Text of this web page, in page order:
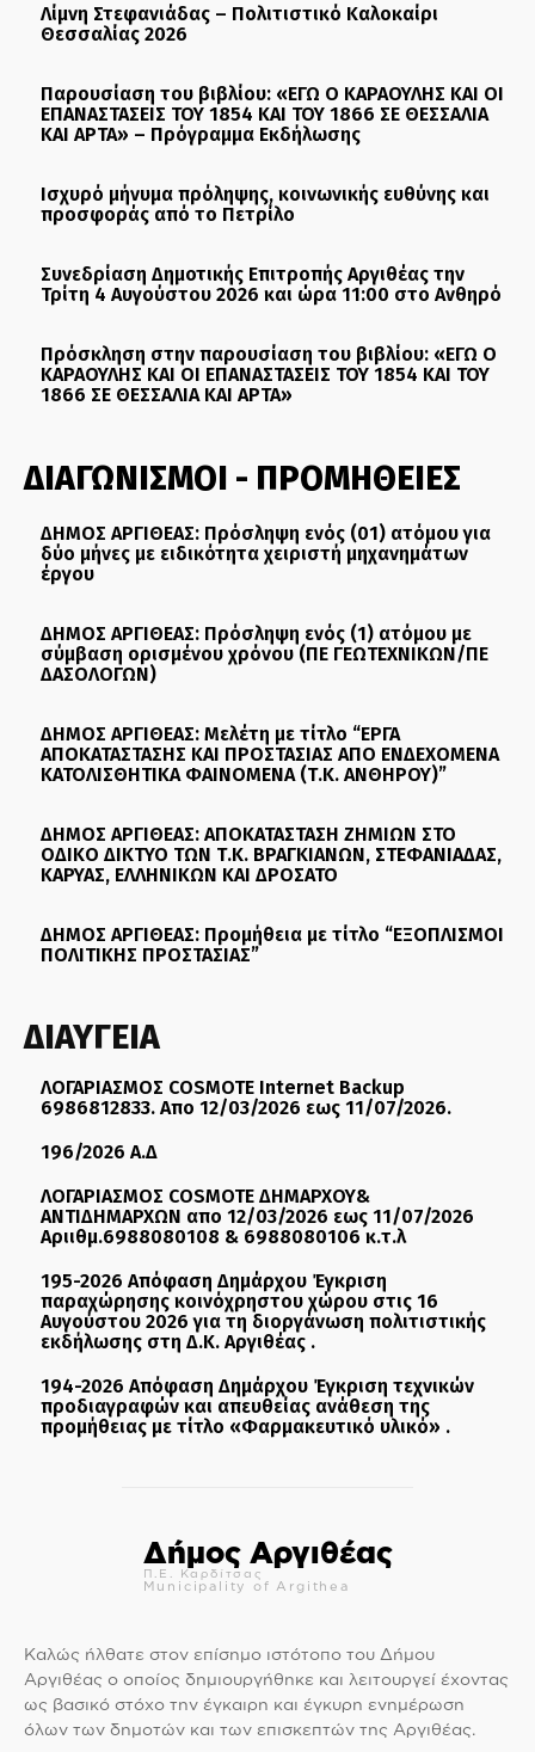
Λίμνη Στεφανιάδας – Πολιτιστικό Καλοκαίρι
Θεσσαλίας 2026
Παρουσίαση του βιβλίου: «ΕΓΩ Ο ΚΑΡΑΟΥΛΗΣ ΚΑΙ ΟΙ
ΕΠΑΝΑΣΤΑΣΕΙΣ ΤΟΥ 1854 ΚΑΙ ΤΟΥ 1866 ΣΕ ΘΕΣΣΑΛΙΑ
ΚΑΙ ΑΡΤΑ» – Πρόγραμμα Εκδήλωσης
Ισχυρό μήνυμα πρόληψης, κοινωνικής ευθύνης και
προσφοράς από το Πετρίλο
Συνεδρίαση Δημοτικής Επιτροπής Αργιθέας την
Τρίτη 4 Αυγούστου 2026 και ώρα 11:00 στο Ανθηρό
Πρόσκληση στην παρουσίαση του βιβλίου: «ΕΓΩ Ο
ΚΑΡΑΟΥΛΗΣ ΚΑΙ ΟΙ ΕΠΑΝΑΣΤΑΣΕΙΣ ΤΟΥ 1854 ΚΑΙ ΤΟΥ
1866 ΣΕ ΘΕΣΣΑΛΙΑ ΚΑΙ ΑΡΤΑ»
ΔΙΑΓΩΝΙΣΜΟΙ - ΠΡΟΜΗΘΕΙΕΣ
ΔΗΜΟΣ ΑΡΓΙΘΕΑΣ: Πρόσληψη ενός (01) ατόμου για
δύο μήνες με ειδικότητα χειριστή μηχανημάτων
έργου
ΔΗΜΟΣ ΑΡΓΙΘΕΑΣ: Πρόσληψη ενός (1) ατόμου με
σύμβαση ορισμένου χρόνου (ΠΕ ΓΕΩΤΕΧΝΙΚΩΝ/ΠΕ
ΔΑΣΟΛΟΓΩΝ)
ΔΗΜΟΣ ΑΡΓΙΘΕΑΣ: Μελέτη με τίτλο “ΕΡΓΑ
ΑΠΟΚΑΤΑΣΤΑΣΗΣ ΚΑΙ ΠΡΟΣΤΑΣΙΑΣ ΑΠΟ ΕΝΔΕΧΟΜΕΝΑ
ΚΑΤΟΛΙΣΘΗΤΙΚΑ ΦΑΙΝΟΜΕΝΑ (Τ.Κ. ΑΝΘΗΡΟΥ)”
ΔΗΜΟΣ ΑΡΓΙΘΕΑΣ: ΑΠΟΚΑΤΑΣΤΑΣΗ ΖΗΜΙΩΝ ΣΤΟ
ΟΔΙΚΟ ΔΙΚΤΥΟ ΤΩΝ Τ.Κ. ΒΡΑΓΚΙΑΝΩΝ, ΣΤΕΦΑΝΙΑΔΑΣ,
ΚΑΡΥΑΣ, ΕΛΛΗΝΙΚΩΝ ΚΑΙ ΔΡΟΣΑΤΟ
ΔΗΜΟΣ ΑΡΓΙΘΕΑΣ: Προμήθεια με τίτλο “ΕΞΟΠΛΙΣΜΟΙ
ΠΟΛΙΤΙΚΗΣ ΠΡΟΣΤΑΣΙΑΣ”
ΔΙΑΥΓΕΙΑ
ΛΟΓΑΡΙΑΣΜΟΣ COSMOTE Internet Backup
6986812833. Απο 12/03/2026 εως 11/07/2026.
196/2026 Α.Δ
ΛΟΓΑΡΙΑΣΜΟΣ COSMOTE ΔΗΜΑΡΧΟΥ&
ΑΝΤΙΔΗΜΑΡΧΩΝ απο 12/03/2026 εως 11/07/2026
Αριιθμ.6988080108 & 6988080106 κ.τ.λ
195-2026 Απόφαση Δημάρχου Έγκριση
παραχώρησης κοινόχρηστου χώρου στις 16
Αυγούστου 2026 για τη διοργάνωση πολιτιστικής
εκδήλωσης στη Δ.Κ. Αργιθέας .
194-2026 Απόφαση Δημάρχου Έγκριση τεχνικών
προδιαγραφών και απευθείας ανάθεση της
προμήθειας με τίτλο «Φαρμακευτικό υλικό» .
Δήμος Αργιθέας
Π.Ε. Καρδίτσας
Municipality of Argithea
Καλώς ήλθατε στον επίσημο ιστότοπο του Δήμου
Αργιθέας ο οποίος δημιουργήθηκε και λειτουργεί έχοντας
ως βασικό στόχο την έγκαιρη και έγκυρη ενημέρωση
όλων των δημοτών και των επισκεπτών της Αργιθέας.